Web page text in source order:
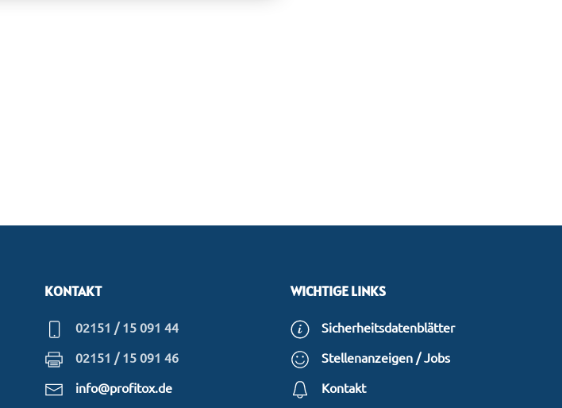
KONTAKT
02151 / 15 091 44
02151 / 15 091 46
info@profitox.de
WICHTIGE LINKS
Sicherheitsdatenblätter
Stellenanzeigen / Jobs
Kontakt